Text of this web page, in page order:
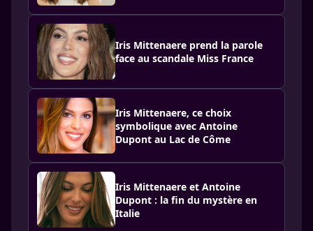
Iris Mittenaere prend la parole
face au scandale Miss France
Iris Mittenaere, ce choix
symbolique avec Antoine
Dupont au Lac de Côme
Iris Mittenaere et Antoine
Dupont : la fin du mystère en
Italie